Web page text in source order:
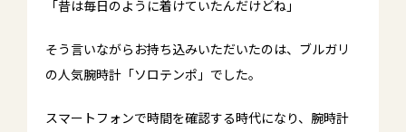
「昔は毎日のように着けていたんだけどね」
そう言いながらお持ち込みいただいたのは、ブルガリ
の人気腕時計「ソロテンポ」でした。
スマートフォンで時間を確認する時代になり、腕時計